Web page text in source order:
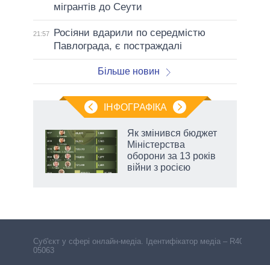
мігрантів до Сеути
21:57
Росіяни вдарили по середмістю
Павлограда, є постраждалі
Більше новин
ІНФОГРАФІКА
Як змінився бюджет
Міністерства
оборони за 13 років
війни з росією
Cуб'єкт у сфері онлайн-медіа. Ідентифікатор медіа – R40-
05063